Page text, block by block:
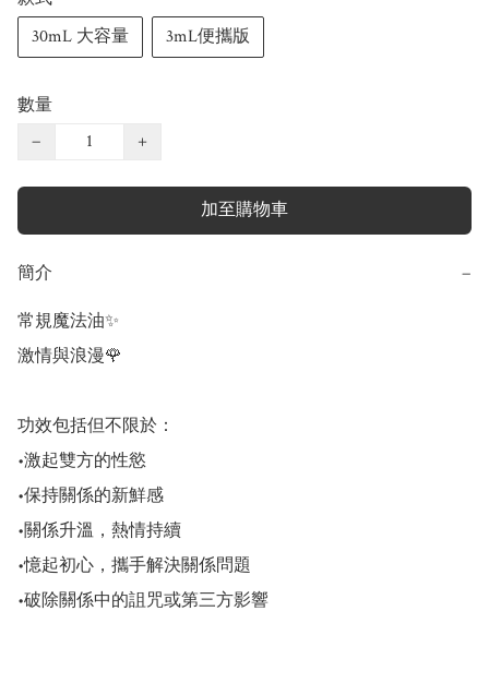
30mL 大容量
3mL便攜版
數量
−
+
加至購物車
簡介 −
常規魔法油✨
激情與浪漫🌹
功效包括但不限於：
•激起雙方的性慾
•保持關係的新鮮感
•關係升溫，熱情持續
•憶起初心，攜手解決關係問題
•破除關係中的詛咒或第三方影響